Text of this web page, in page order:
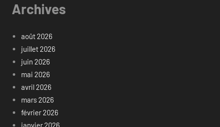
Archives
août 2026
juillet 2026
juin 2026
mai 2026
avril 2026
mars 2026
février 2026
janvier 2026